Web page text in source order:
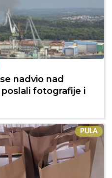
nadvio nad
fotografije i
PULA